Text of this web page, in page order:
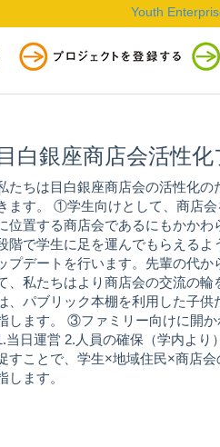
Youth
目白銀座商店会活性
たちは目白銀座商店会の活性化
ます。 ①学生向けとして、商店
位置する商店会であるにもかか
階で学生に足を運んでもらえる
プデートを行います。先輩の代
、私たちはより商店会の交流の
、パブリック本棚を利用した子
します。 ③ファミリー向けに開か
当日運営 2.人員の確保（学内よ
すことで、学生×地域住民×商店
します。